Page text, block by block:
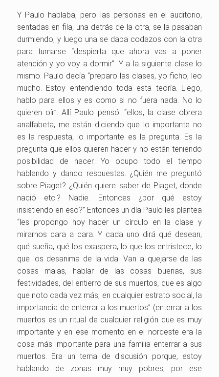
Y Paulo hablaba, pero las personas en el auditorio,
sentadas en fila, una detrás de la otra, se la pasaban
durmiendo, y luego una se daba codazos con la otra
para turnarse “despierta que ahora vas a poner
atención y yo voy a dormir”. Y a la siguiente clase lo
mismo. Paulo decía “preparo las clases, yo ficho, leo
mucho. Estoy entendiendo toda esta teoría. Llego,
hablo para ellos y es como si no fuera nada. No lo
quieren oír”. Allí Paulo pensó: “ellos, la clase obrera
analfabeta, me están diciendo que lo importante no
es la respuesta, lo importante es la pregunta. Es la
pregunta que ellos quieren hacer y no están teniendo
posibilidad de hacer. Yo ocupo todo el tiempo
hablando y dando respuestas. ¿Quién me preguntó
sobre Piaget? ¿Quién quiere saber de Piaget, donde
nació etc.? Nadie. Entonces ¿por qué estoy
insistiendo en eso?” Entonces un día Paulo les plantea
“les propongo hoy hacer un círculo en la clase y
mirarnos cara a cara. Y cada uno dirá qué desean,
qué sueña, qué los exaspera, lo que los entristece, lo
que los desanima de la vida. Van a quejarse de las
cosas malas, hablar de las cosas buenas, sus
festividades, del entierro de sus muertos, que es algo
que noto cada vez más, en cualquier estrato social, la
importancia de enterrar a los muertos” (enterrar a los
muertos es un ritual de cualquier religión que es muy
importante y en ese momento en el nordeste era la
cosa más importante para una familia enterrar a sus
muertos. Era un tema de discusión porque, estoy
hablando de zonas muy muy pobres, por ese